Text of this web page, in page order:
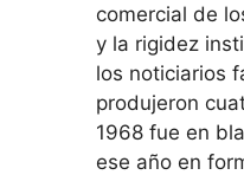
comercial de
y la rigidez
los noticiarios
produjeron
1968 fue en
ese año en